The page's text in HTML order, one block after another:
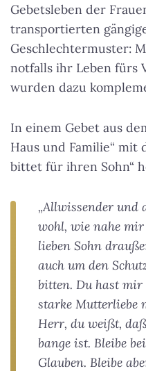
Gebetsleben der
transportierten
Geschlechtermuster:
notfalls ihr Leben fürs
wurden dazu
In einem Gebet aus
Haus und Familie“ mit
bittet für ihren Sohn“
„Allwissender und
wohl, wie nahe mir
lieben Sohn
auch um den
bitten. Du hast mir
starke Mutterliebe
Herr, du weißt,
bange ist. Bleibe
Glauben. Bleibe